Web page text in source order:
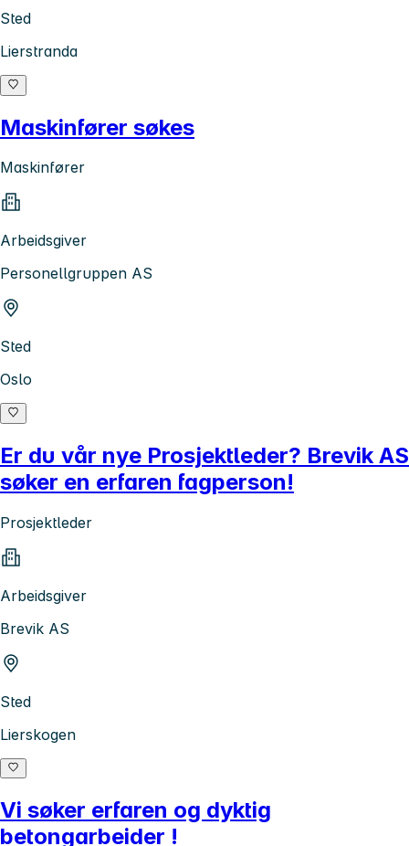
Sted
Lierstranda
Maskinfører søkes
Maskinfører
Arbeidsgiver
Personellgruppen AS
Sted
Oslo
Er du vår nye Prosjektleder? Brevik AS
søker en erfaren fagperson!
Prosjektleder
Arbeidsgiver
Brevik AS
Sted
Lierskogen
Vi søker erfaren og dyktig
betongarbeider !